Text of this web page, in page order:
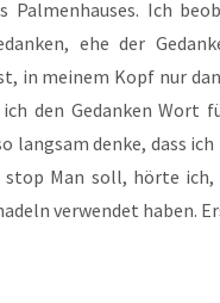
Pal­men­hau­ses. Ich
ehe der
in mei­nem Kopf nur
den Gedan­ken Wort
lang­sam den­ke, dass
stop Man soll, hör­te ich,
ver­wen­det haben.